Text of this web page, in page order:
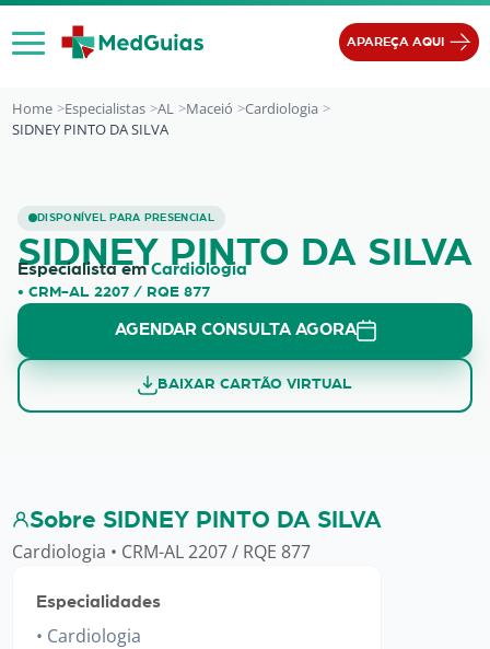
Ir para o conteúdo
APAREÇA AQUI
Home Especialistas AL Maceió
Cardiologia
SIDNEY PINTO DA SILVA
DISPONÍVEL PARA PRESENCIAL
SIDNEY PINTO DA SILVA
SIDNEY PINTO DA SILVA
Especialista emCardiologia
• CRM-AL 2207 / RQE 877
AGENDAR CONSULTA AGORA
BAIXAR CARTÃO VIRTUAL
Sobre SIDNEY PINTO DA SILVA
Cardiologia • CRM-AL 2207 / RQE 877
Especialidades
Cardiologia